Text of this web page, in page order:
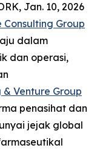
Jan. 10, 2026
Consulting Group
dalam
dan operasi,
Venture Group
penasihat dan
jejak global